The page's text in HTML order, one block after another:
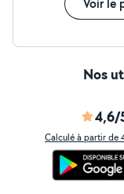
Voir le
Nos
4,6/
Calculé à partir de